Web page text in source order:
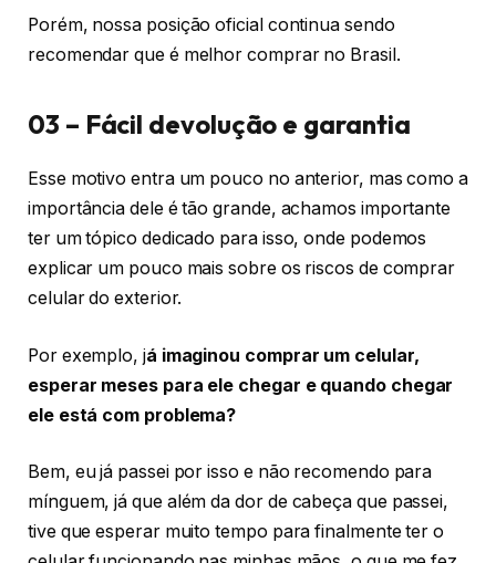
Porém, nossa posição oficial continua sendo
recomendar que é melhor comprar no Brasil.
03 – Fácil devolução e garantia
Esse motivo entra um pouco no anterior, mas como a
importância dele é tão grande, achamos importante
ter um tópico dedicado para isso, onde podemos
explicar um pouco mais sobre os riscos de comprar
celular do exterior.
Por exemplo, já imaginou comprar um celular,
esperar meses para ele chegar e quando chegar
ele está com problema?
Bem, eu já passei por isso e não recomendo para
mínguem, já que além da dor de cabeça que passei,
tive que esperar muito tempo para finalmente ter o